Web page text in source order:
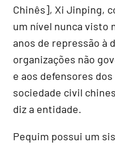
Chinês], Xi Jinping,
um nível nunca visto
anos de repressão à
organizações não
e aos defensores
sociedade civil
diz a entidade.
Pequim possui um